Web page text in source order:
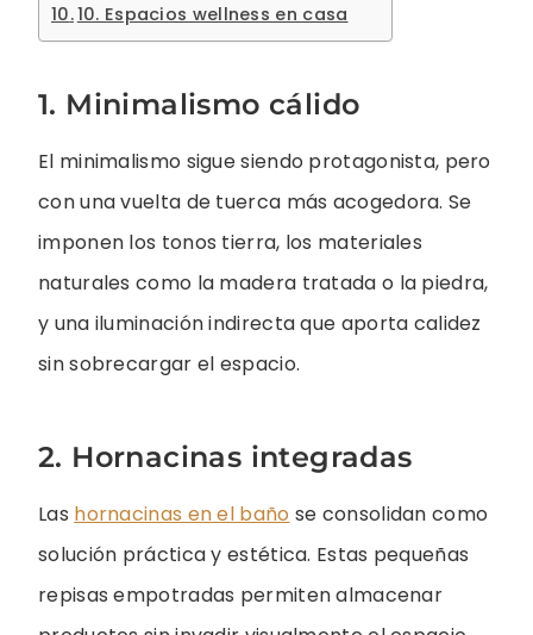
10. Espacios wellness en casa
1. Minimalismo cálido
El minimalismo sigue siendo protagonista, pero
con una vuelta de tuerca más acogedora. Se
imponen los tonos tierra, los materiales
naturales como la madera tratada o la piedra,
y una iluminación indirecta que aporta calidez
sin sobrecargar el espacio.
2. Hornacinas integradas
Las hornacinas en el baño se consolidan como
solución práctica y estética. Estas pequeñas
repisas empotradas permiten almacenar